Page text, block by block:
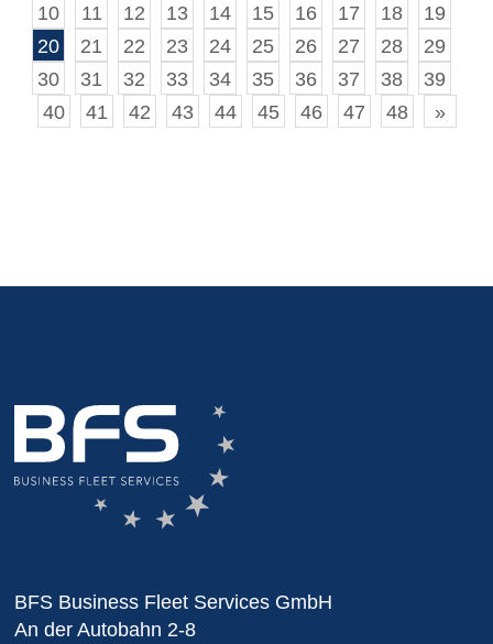
10
11 12 13 14 15 16 17 18
19
20
21 22 23 24 25 26 27 28
29
30
31 32 33 34 35 36 37 38
39
40
41 42 43 44 45 46 47 48 »
BFS Business Fleet Services GmbH
An der Autobahn 2-8